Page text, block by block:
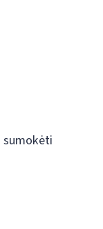
sumokėti